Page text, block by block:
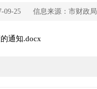
09-25 信息来源：市财政局
通知.docx